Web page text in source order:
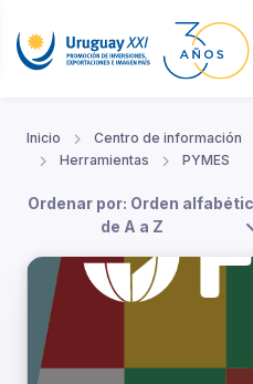
Inicio Centro de información
Herramientas
PYMES
Ordenar por: Orden
de A a Z